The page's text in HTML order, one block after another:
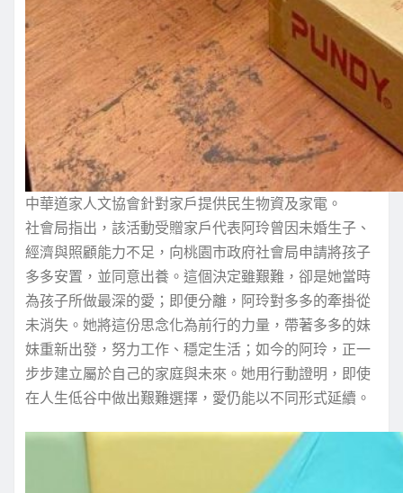
中華道家人文協會針對家戶提供民生物資及家電。
社會局指出，該活動受贈家戶代表阿玲曾因未婚生子、
經濟與照顧能力不足，向桃園市政府社會局申請將孩子
多多安置，並同意出養。這個決定雖艱難，卻是她當時
為孩子所做最深的愛；即便分離，阿玲對多多的牽掛從
未消失。她將這份思念化為前行的力量，帶著多多的妹
妹重新出發，努力工作、穩定生活；如今的阿玲，正一
步步建立屬於自己的家庭與未來。她用行動證明，即使
在人生低谷中做出艱難選擇，愛仍能以不同形式延續。